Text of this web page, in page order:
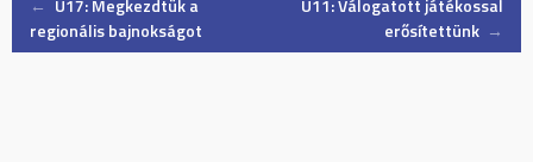
Post
regionális bajnokságot
erősítettünk →